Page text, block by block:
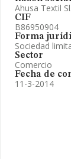
Ahusa Textil Sl.
CIF
B86950904
Forma
Sociedad
Sector
Comercio
Fecha de
11-3-2014